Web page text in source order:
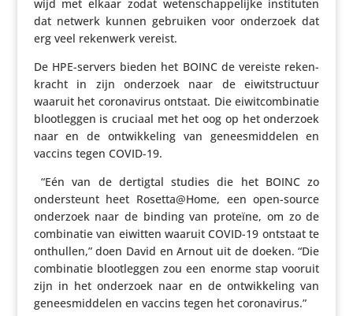
wijd met elkaar zodat weten­schap­pe­lijke insti­tuten
dat netwerk kunnen gebruiken voor onderzoek dat
erg veel rekenwerk vereist.
De HPE-servers bieden het BOINC de vereiste reken­
kracht in zijn onderzoek naar de eiwit­struc­tuur
waaruit het coro­na­virus ontstaat. Die eiwit­com­bi­natie
bloot­leggen is cruciaal met het oog op het onderzoek
naar en de ontwik­ke­ling van genees­mid­delen en
vaccins tegen COVID-19.
“Eén van de dertigtal studies die het BOINC zo
onder­steunt heet Rosetta@Home, een open-source
onderzoek naar de binding van proteïne, om zo de
combi­natie van eiwitten waaruit COVID-19 ontstaat te
onthullen,” doen David en Arnout uit de doeken. “Die
combi­natie bloot­leggen zou een enorme stap vooruit
zijn in het onderzoek naar en de ontwik­ke­ling van
genees­mid­delen en vaccins tegen het coronavirus.”